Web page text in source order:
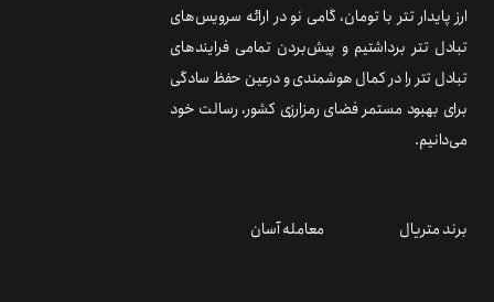
ارز پایدار تتر با تومان، گامی نو در ارائه سرویس‌های
تبادل تتر برداشتیم و پیش‌بردن تمامی فرایندهای
تبادل تتر را در کمال هوشمندی و درعین حفظ سادگی
برای بهبود مستمر فضای رمزارزی کشور، رسالت خود
می‌دانیم.
برند متریال معامله آسان